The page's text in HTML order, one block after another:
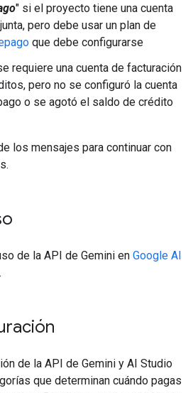
" si el proyecto tiene una cuenta
pero debe usar un plan de
que debe configurarse
requiere una cuenta de facturación
pero no se configuró la cuenta
o se agotó el saldo de crédito
los mensajes para continuar con
de la API de Gemini en Google AI
.
de la API de Gemini y AI Studio
que determinan cuándo pagas